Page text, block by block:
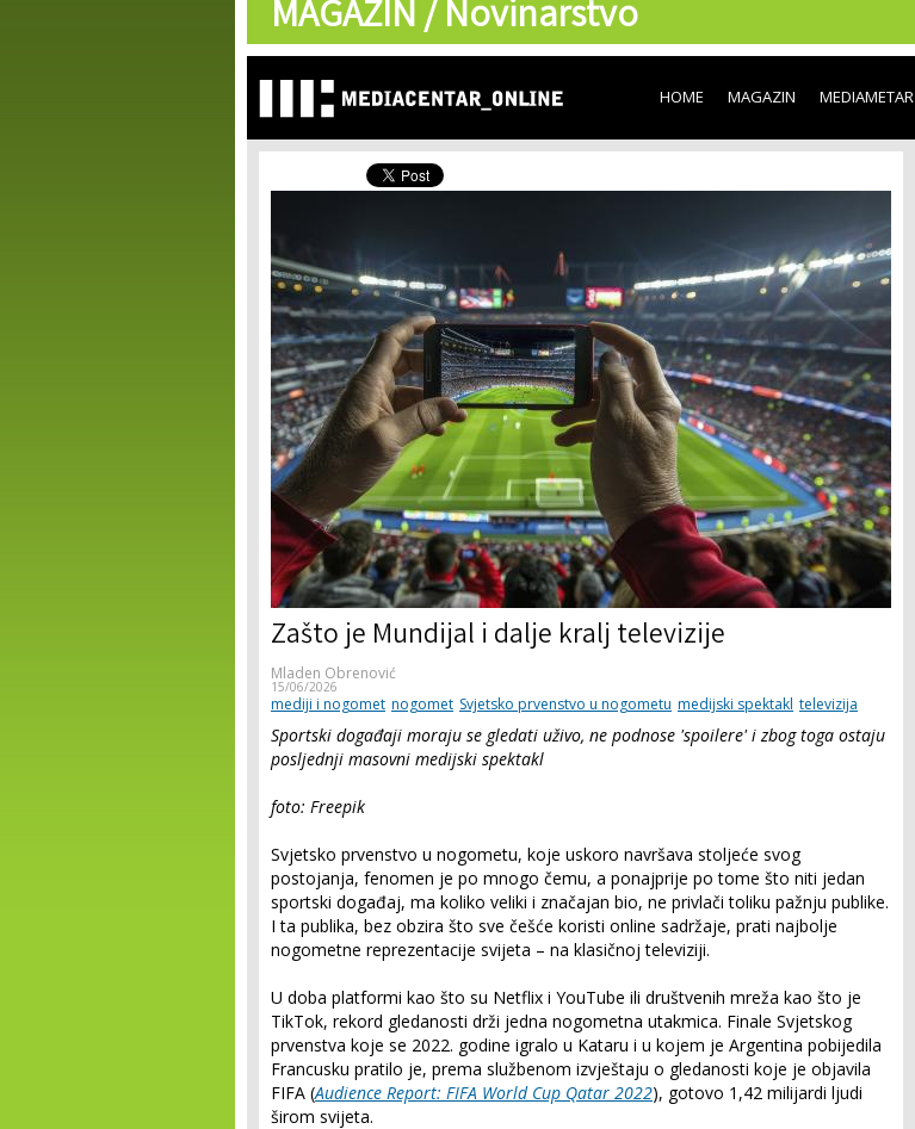
content
MAGAZIN /Novinarstvo
HOME MAGAZIN MEDIAMETAR
Zašto je Mundijal i dalje kralj televizije
Mladen Obrenović
15/06/2026
mediji i nogomet nogomet Svjetsko prvenstvo u nogometu medijski spektakl televizija
Sportski događaji moraju se gledati uživo, ne podnose 'spoilere' i zbog toga ostaju
posljednji masovni medijski spektakl
foto: Freepik
Svjetsko prvenstvo u nogometu, koje uskoro navršava stoljeće svog
postojanja, fenomen je po mnogo čemu, a ponajprije po tome što niti jedan
sportski događaj, ma koliko veliki i značajan bio, ne privlači toliku pažnju publike.
I ta publika, bez obzira što sve češće koristi online sadržaje, prati najbolje
nogometne reprezentacije svijeta – na klasičnoj televiziji.
U doba platformi kao što su Netflix i YouTube ili društvenih mreža kao što je
TikTok, rekord gledanosti drži jedna nogometna utakmica. Finale Svjetskog
prvenstva koje se 2022. godine igralo u Kataru i u kojem je Argentina pobijedila
Francusku pratilo je, prema službenom izvještaju o gledanosti koje je objavila
FIFA (Audience Report: FIFA World Cup Qatar 2022), gotovo 1,42 milijardi ljudi
širom svijeta.